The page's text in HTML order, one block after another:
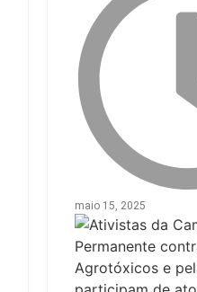
maio 15, 2025